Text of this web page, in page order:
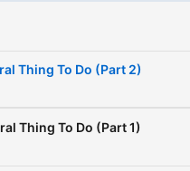
Thing To Do (Part 2)
Thing To Do (Part 1)